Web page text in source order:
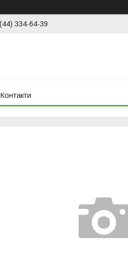
334-64-39
Контакти